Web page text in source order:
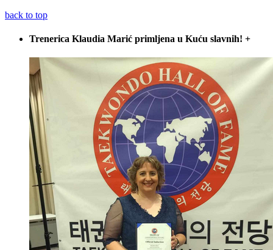
back to top
Trenerica Klaudia Marić primljena u Kuću slavnih! +